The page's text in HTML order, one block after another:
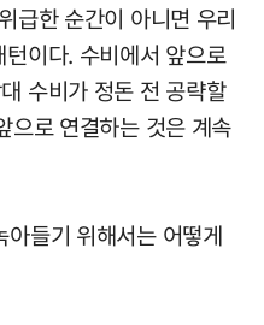
급한 순간이 아니면 우리
이다. 수비에서 앞으로
수비가 정돈 전 공략할
으로 연결하는 것은 계속
들기 위해서는 어떻게